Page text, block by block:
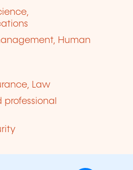
Human
Law
professional